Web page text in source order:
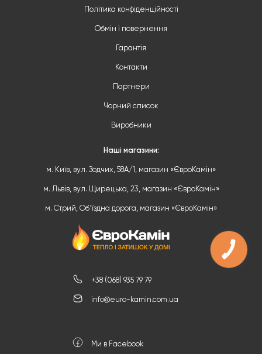
+38 (068) 935 79 79
info@euro-kamin.com.ua
Ми в Facebook
Політика конфіденційності
Обмін і повернення
Гарантія
Контакти
Партнери
Чорний список
Виробники
Наші магазини:
м. Київ, вул. Зодчих, 58А/1, магазин «ЄвроКамін»
м. Львів, вул. Щирецька, 23, магазин «ЄвроКамін»
м. Стрий, Обʼїздна дорога, магазин «ЄвроКамін»